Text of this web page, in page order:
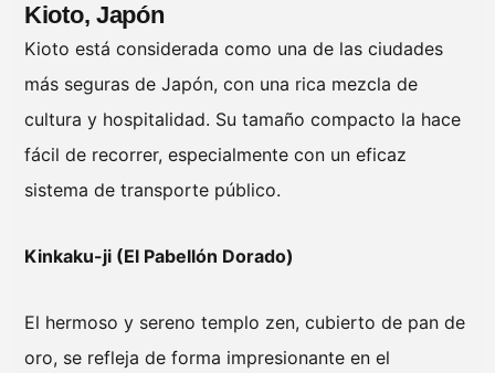
Kioto, Japón
Kioto está considerada como una de las ciudades
más seguras de Japón, con una rica mezcla de
cultura y hospitalidad. Su tamaño compacto la hace
fácil de recorrer, especialmente con un eficaz
sistema de transporte público.
Kinkaku-ji (El Pabellón Dorado)
El hermoso y sereno templo zen, cubierto de pan de
oro, se refleja de forma impresionante en el